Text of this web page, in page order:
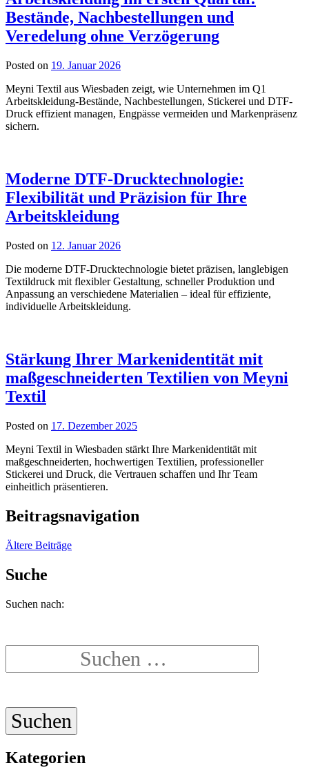
Bestände, Nachbestellungen und
Veredelung ohne Verzögerung
Posted on 19. Januar 2026
Meyni Textil aus Wiesbaden zeigt, wie Unternehmen im Q1
Arbeitskleidung-Bestände, Nachbestellungen, Stickerei und DTF-
Druck effizient managen, Engpässe vermeiden und Markenpräsenz
sichern.
Moderne DTF-Drucktechnologie:
Flexibilität und Präzision für Ihre
Arbeitskleidung
Posted on 12. Januar 2026
Die moderne DTF-Drucktechnologie bietet präzisen, langlebigen
Textildruck mit flexibler Gestaltung, schneller Produktion und
Anpassung an verschiedene Materialien – ideal für effiziente,
individuelle Arbeitskleidung.
Stärkung Ihrer Markenidentität mit
maßgeschneiderten Textilien von Meyni
Textil
Posted on 17. Dezember 2025
Meyni Textil in Wiesbaden stärkt Ihre Markenidentität mit
maßgeschneiderten, hochwertigen Textilien, professioneller
Stickerei und Druck, die Vertrauen schaffen und Ihr Team
einheitlich präsentieren.
Beitragsnavigation
Ältere Beiträge
Suche
Suchen nach:
Kategorien